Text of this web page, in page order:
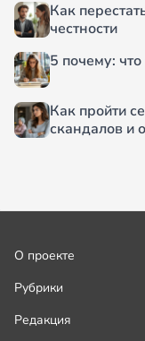
Как
честности
5 почему:
Как пройти
скандалов и
О проекте
Рубрики
Редакция